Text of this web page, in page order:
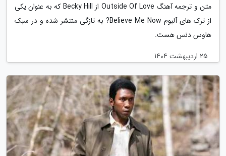
متن و ترجمه آهنگ Outside Of Love از Becky Hill که به عنوان یکی
از ترک های آلبوم Believe Me Now? به تازگی منتشر شده و در سبک
هاوس دنس هست.
25 اردیبهشت 1404